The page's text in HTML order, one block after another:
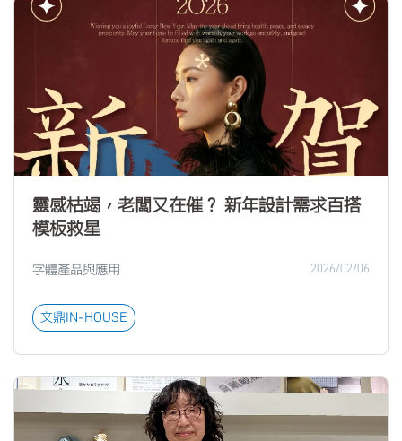
靈感枯竭，老闆又在催？ 新年設計需求百搭
模板救星
字體產品與應用 2026/02/06
文鼎IN-HOUSE